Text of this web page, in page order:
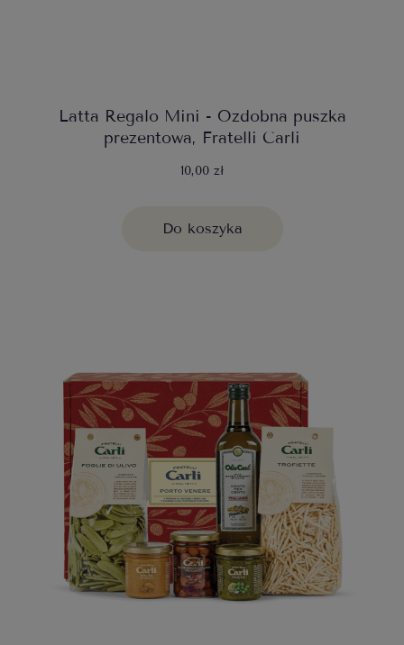
Latta Regalo Mini - Ozdobna puszka
prezentowa, Fratelli Carli
10,00 zł
Do koszyka